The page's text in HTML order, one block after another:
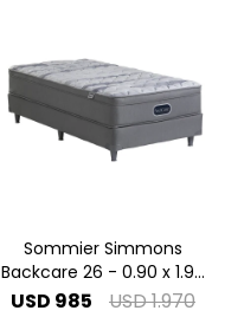
Sommier Simmons
Backcare 26 - 0.90 x 1.90
1 Plaza
USD 985 USD1.970